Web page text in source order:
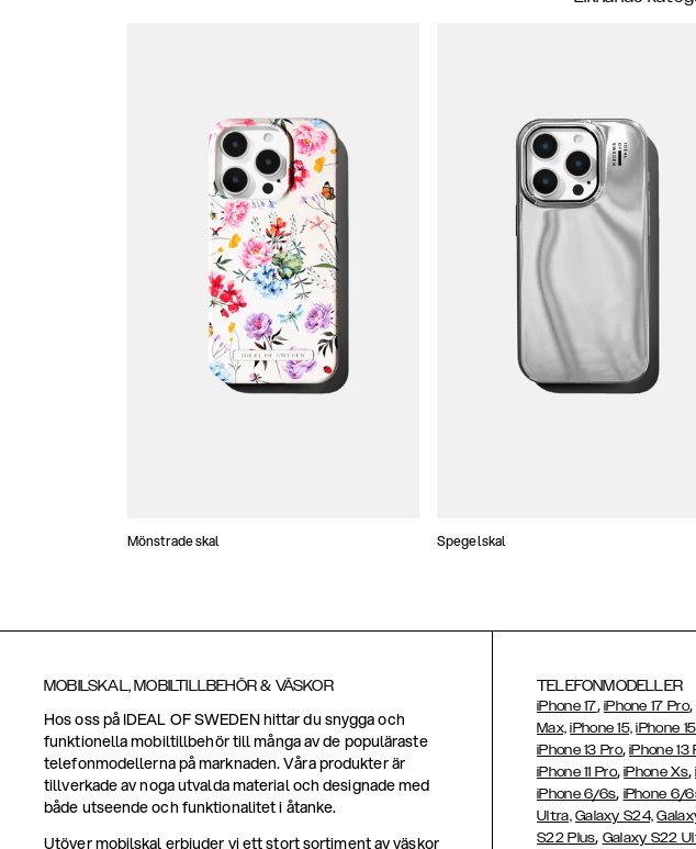
Mönstrade skal Spegelskal
MOBILSKAL, MOBILTILLBEHÖR & VÄSKOR
Hos oss på IDEAL OF SWEDEN hittar du snygga och
funktionella mobiltillbehör till många av de populäraste
telefonmodellerna på marknaden. Våra produkter är
tillverkade av noga utvalda material och designade med
både utseende och funktionalitet i åtanke.
Utöver mobilskal erbjuder vi ett stort sortiment av väskor
TELEFONMODELLER
iPhone 17, iPhone 17 Pro,
Max, iPhone 15, iPhone
iPhone 13 Pro,iPhone 13
iPhone 11 Pro,iPhone Xs,
iPhone 6/6s, iPhone 6/
Ultra, Galaxy S24,
S22 Plus, Galaxy S22